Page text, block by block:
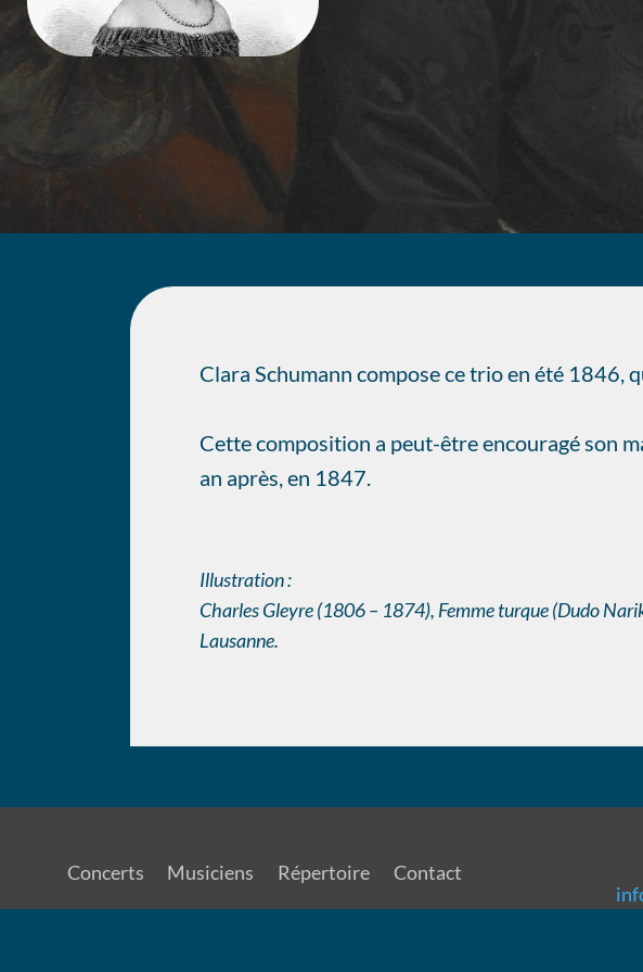
Clara Schumann compose ce trio en été 1846,
Cette composition a peut-être encouragé son
an après, en 1847.
Illustration :
Charles Gleyre (1806 – 1874), Femme turque (Dudo
Lausanne.
Concerts Musiciens Répertoire Contact